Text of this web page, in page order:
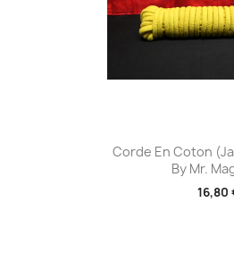
Aperçu
Corde En Coton
By Mr.
16,80